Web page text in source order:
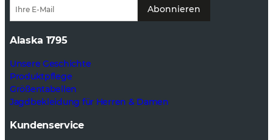
Abonnieren
Alaska 1795
Unsere Geschichte
Produktpflege
Größentabellen
Jagdbekleidung für Herren & Damen
Kundenservice